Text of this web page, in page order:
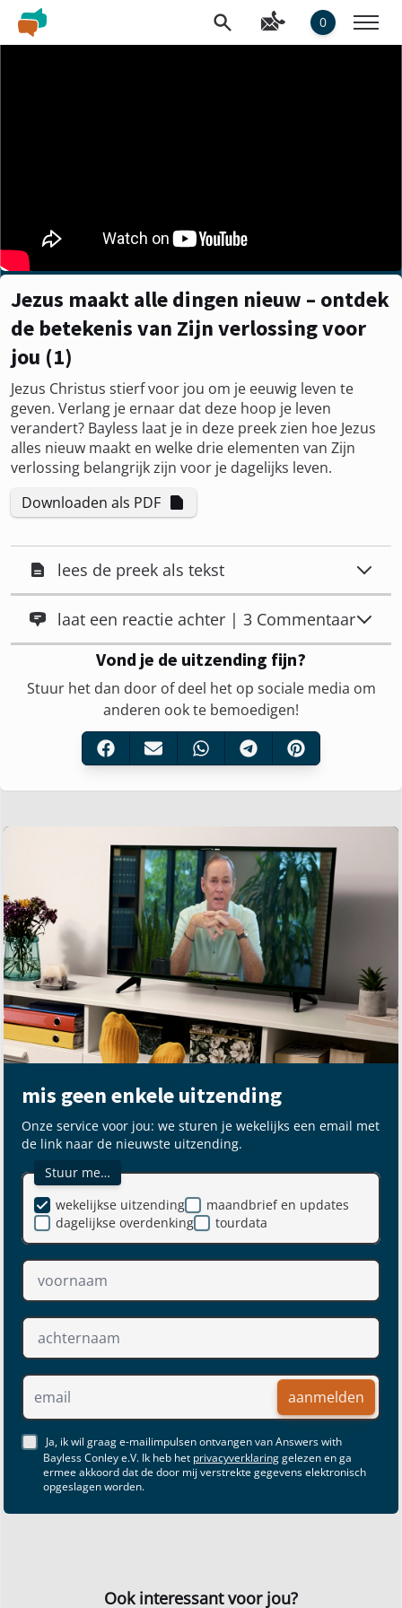
0
Jezus maakt alle dingen nieuw – ontdek
de betekenis van Zijn verlossing voor
jou (1)
Jezus Christus stierf voor jou om je eeuwig leven te
geven. Verlang je ernaar dat deze hoop je leven
verandert? Bayless laat je in deze preek zien hoe Jezus
alles nieuw maakt en welke drie elementen van Zijn
verlossing belangrijk zijn voor je dagelijks leven.
Downloaden als PDF
lees de preek als tekst
laat een reactie achter | 3 Commentaar
Vond je de uitzending fijn?
Stuur het dan door of deel het op sociale media om
anderen ook te bemoedigen!
mis geen enkele uitzending
Onze service voor jou: we sturen je wekelijks een email met
de link naar de nieuwste uitzending.
Stuur me…
maandbrief en updates
dagelijkse overdenking
wekelijkse uitzending
tourdata
aanmelden
Ja, ik wil graag e-mailimpulsen ontvangen van Answers with
Bayless Conley e.V. Ik heb het privacyverklaringgelezen en ga
ermee akkoord dat de door mij verstrekte gegevens elektronisch
opgeslagen worden.
Ook interessant voor jou?